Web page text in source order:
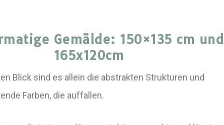
Gemälde: 150×135 cm und
165x120cm
Blick sind es allein die abstrakten Strukturen und
Farben, die auffallen.